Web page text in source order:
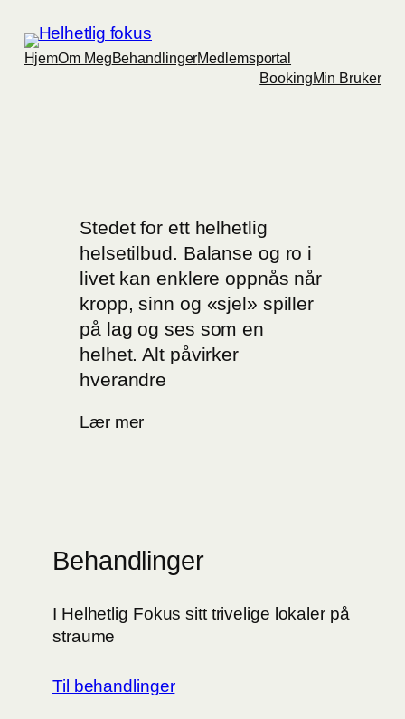
HjemOm MegBehandlingerMedlemsportal
BookingMin Bruker
Stedet for ett helhetlig
helsetilbud. Balanse og ro i
livet kan enklere oppnås når
kropp, sinn og «sjel» spiller
på lag og ses som en
helhet. Alt påvirker
hverandre
Lær mer
Behandlinger
I Helhetlig Fokus sitt trivelige lokaler på
straume
Til behandlinger